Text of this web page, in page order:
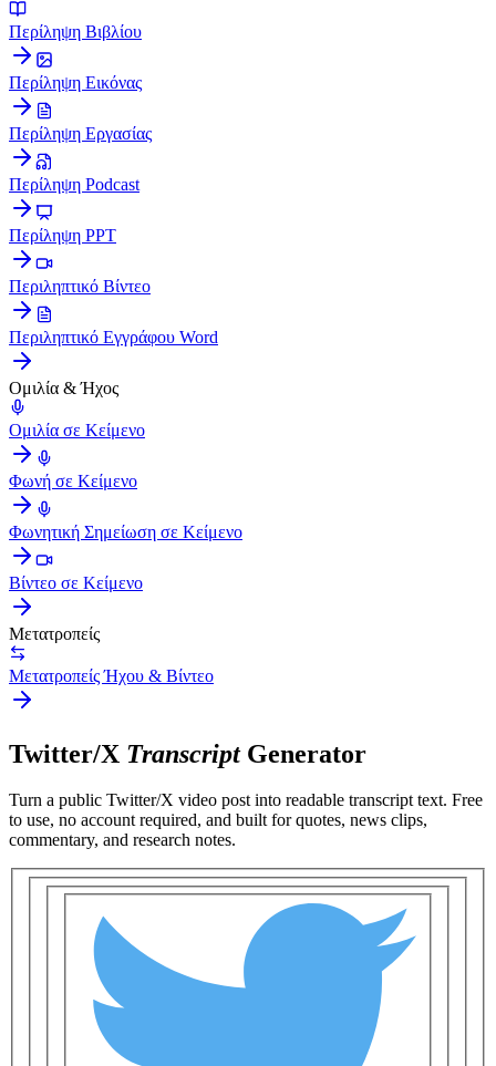
Περίληψη Βιβλίου
Περίληψη Εικόνας
Περίληψη Εργασίας
Περίληψη Podcast
Περίληψη PPT
Περιληπτικό Βίντεο
Περιληπτικό Εγγράφου Word
Ομιλία & Ήχος
Ομιλία σε Κείμενο
Φωνή σε Κείμενο
Φωνητική Σημείωση σε Κείμενο
Βίντεο σε Κείμενο
Μετατροπείς
Μετατροπείς Ήχου & Βίντεο
Twitter/X TranscriptGenerator
Turn a public Twitter/X video postinto readable transcript text. Free
to use, no account required, and built for quotes, news clips,
commentary, and research notes.